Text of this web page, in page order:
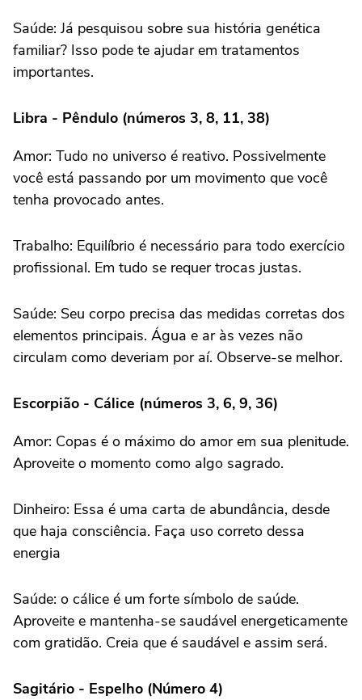
Saúde: Já pesquisou sobre sua história genética
familiar? Isso pode te ajudar em tratamentos
importantes.
Libra - Pêndulo (números 3, 8, 11, 38)
Amor: Tudo no universo é reativo. Possivelmente
você está passando por um movimento que você
tenha provocado antes.
Trabalho: Equilíbrio é necessário para todo exercício
profissional. Em tudo se requer trocas justas.
Saúde: Seu corpo precisa das medidas corretas dos
elementos principais. Água e ar às vezes não
circulam como deveriam por aí. Observe-se melhor.
Escorpião - Cálice (números 3, 6, 9, 36)
Amor: Copas é o máximo do amor em sua plenitude.
Aproveite o momento como algo sagrado.
Dinheiro: Essa é uma carta de abundância, desde
que haja consciência. Faça uso correto dessa
energia
Saúde: o cálice é um forte símbolo de saúde.
Aproveite e mantenha-se saudável energeticamente
com gratidão. Creia que é saudável e assim será.
Sagitário - Espelho (Número 4)